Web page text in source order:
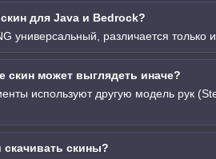
для Java и Bedrock?
универсальный, различается только
скин может выглядеть иначе?
используют другую модель рук
скачивать скины?